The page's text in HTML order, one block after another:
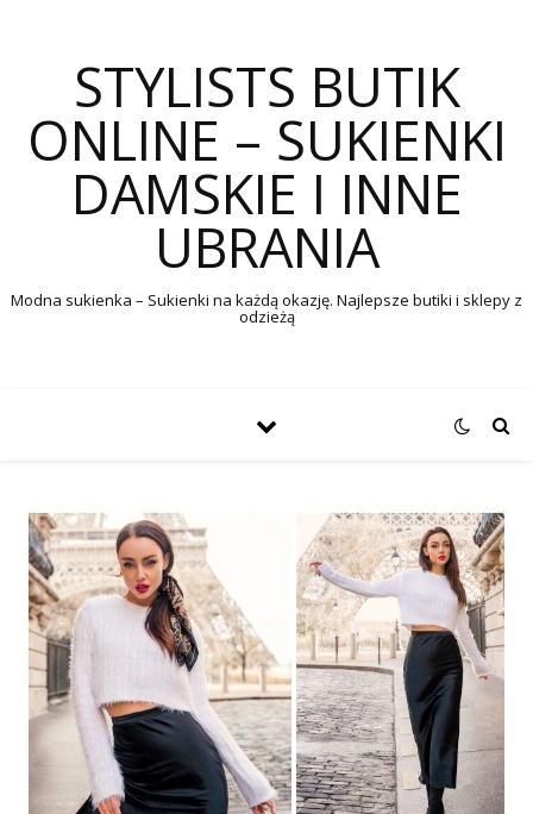
STYLISTS BUTIK
ONLINE – SUKIENKI
DAMSKIE I INNE
UBRANIA
Modna sukienka – Sukienki na każdą okazję. Najlepsze butiki i sklepy z
odzieżą